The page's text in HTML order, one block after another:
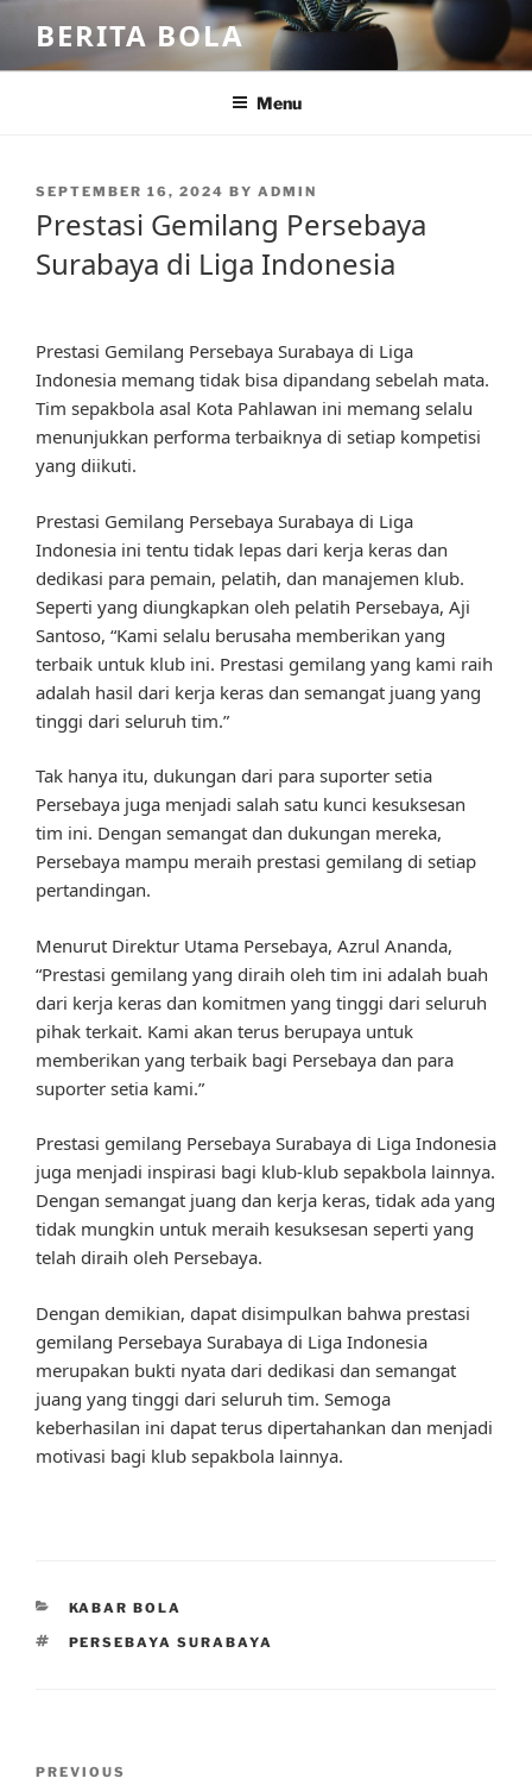
content
BERITA BOLA
Menu
POSTED
SEPTEMBER 16, 2024 BY ADMIN
Prestasi Gemilang Persebaya
Surabaya di Liga Indonesia
Prestasi Gemilang Persebaya Surabaya di Liga
Indonesia memang tidak bisa dipandang sebelah mata.
Tim sepakbola asal Kota Pahlawan ini memang selalu
menunjukkan performa terbaiknya di setiap kompetisi
yang diikuti.
Prestasi Gemilang Persebaya Surabaya di Liga
Indonesia ini tentu tidak lepas dari kerja keras dan
dedikasi para pemain, pelatih, dan manajemen klub.
Seperti yang diungkapkan oleh pelatih Persebaya, Aji
Santoso, “Kami selalu berusaha memberikan yang
terbaik untuk klub ini. Prestasi gemilang yang kami raih
adalah hasil dari kerja keras dan semangat juang yang
tinggi dari seluruh tim.”
Tak hanya itu, dukungan dari para suporter setia
Persebaya juga menjadi salah satu kunci kesuksesan
tim ini. Dengan semangat dan dukungan mereka,
Persebaya mampu meraih prestasi gemilang di setiap
pertandingan.
Menurut Direktur Utama Persebaya, Azrul Ananda,
“Prestasi gemilang yang diraih oleh tim ini adalah buah
dari kerja keras dan komitmen yang tinggi dari seluruh
pihak terkait. Kami akan terus berupaya untuk
memberikan yang terbaik bagi Persebaya dan para
suporter setia kami.”
Prestasi gemilang Persebaya Surabaya di Liga Indonesia
juga menjadi inspirasi bagi klub-klub sepakbola lainnya.
Dengan semangat juang dan kerja keras, tidak ada yang
tidak mungkin untuk meraih kesuksesan seperti yang
telah diraih oleh Persebaya.
Dengan demikian, dapat disimpulkan bahwa prestasi
gemilang Persebaya Surabaya di Liga Indonesia
merupakan bukti nyata dari dedikasi dan semangat
juang yang tinggi dari seluruh tim. Semoga
keberhasilan ini dapat terus dipertahankan dan menjadi
motivasi bagi klub sepakbola lainnya.
CATEGORIES
KABAR BOLA
TAGS
PERSEBAYA SURABAYA
Previous
PREVIOUS